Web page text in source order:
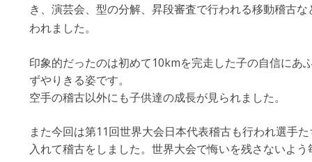
き、演芸会、型の分解、昇段審査で行われる移動稽古
われました。
印象的だったのは初めて10kmを完走した子の自信にあ
ずやりきる姿です。
空手の稽古以外にも子供達の成長が見られました。
また今回は第11回世界大会日本代表稽古も行われ選手
入れて稽古をしました。世界大会で悔いを残さないよ